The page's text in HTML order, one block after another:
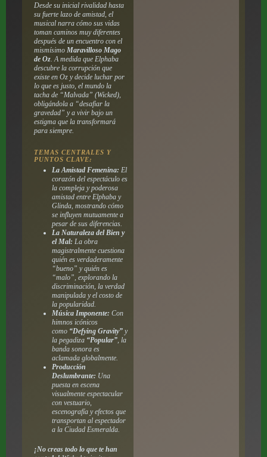
Desde su inicial rivalidad hasta
su fuerte lazo de amistad, el
musical narra cómo sus vidas
toman caminos muy diferentes
después de un encuentro con el
mismísimo Maravilloso Mago
de Oz. A medida que Elphaba
descubre la corrupción que
existe en Oz y decide luchar por
lo que es justo, el mundo la
tacha de “Malvada” (Wicked),
obligándola a “desafiar la
gravedad” y a vivir bajo un
estigma que la transformará
para siempre.
TEMAS CENTRALES Y
PUNTOS CLAVE:
La Amistad Femenina: El
corazón del espectáculo es
la compleja y poderosa
amistad entre Elphaba y
Glinda, mostrando cómo
se influyen mutuamente a
pesar de sus diferencias.
La Naturaleza del Bien y
el Mal: La obra
magistralmente cuestiona
quién es verdaderamente
“bueno” y quién es
“malo”, explorando la
discriminación, la verdad
manipulada y el costo de
la popularidad.
Música Imponente: Con
himnos icónicos
como “Defying Gravity”y
la pegadiza “Popular”, la
banda sonora es
aclamada globalmente.
Producción
Deslumbrante: Una
puesta en escena
visualmente espectacular
con vestuario,
escenografía y efectos que
transportan al espectador
a la Ciudad Esmeralda.
¡No creas todo lo que te han